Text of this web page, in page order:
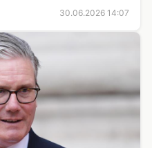
30.06.2026 14:07